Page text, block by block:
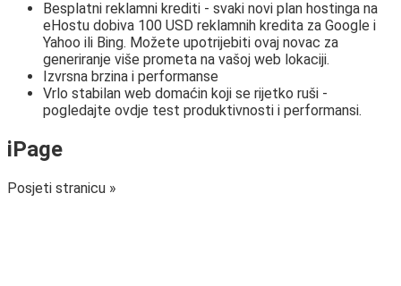
Besplatni reklamni krediti - svaki novi plan hostinga na
eHostu dobiva 100 USD reklamnih kredita za Google i
Yahoo ili Bing. Možete upotrijebiti ovaj novac za
generiranje više prometa na vašoj web lokaciji.
Izvrsna brzina i performanse
Vrlo stabilan web domaćin koji se rijetko ruši -
pogledajte ovdje test produktivnosti i performansi.
iPage
Posjeti stranicu »